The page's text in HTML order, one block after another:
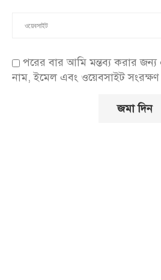
পরের বার আমি মন্তব্য করার
নাম, ইমেল এবং ওয়েবসাইট